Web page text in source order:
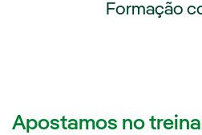
Formação
Apostamos no